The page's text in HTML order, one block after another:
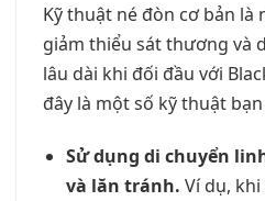
Kỹ thuật né đòn cơ bản là
giảm thiểu sát thương và
lâu dài khi đối đầu với
đây là một số kỹ thuật
Sử dụng di chuyển
và lăn tránh. Ví dụ,